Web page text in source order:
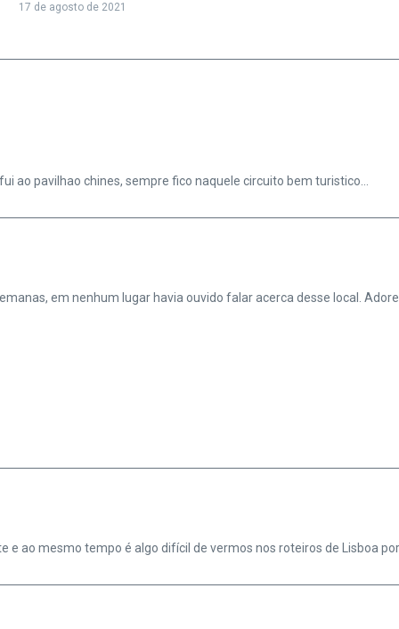
17 de agosto de 2021
ao pavilhao chines, sempre fico naquele circuito bem turistico…
em nenhum lugar havia ouvido falar acerca desse local.
ao mesmo tempo é algo difícil de vermos nos roteiros de Lisboa